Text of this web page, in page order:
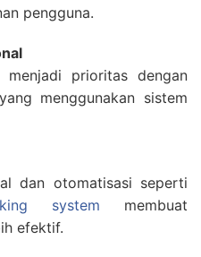
pengguna.
menjadi prioritas dengan
menggunakan sistem
dan otomatisasi seperti
system membuat
efektif.